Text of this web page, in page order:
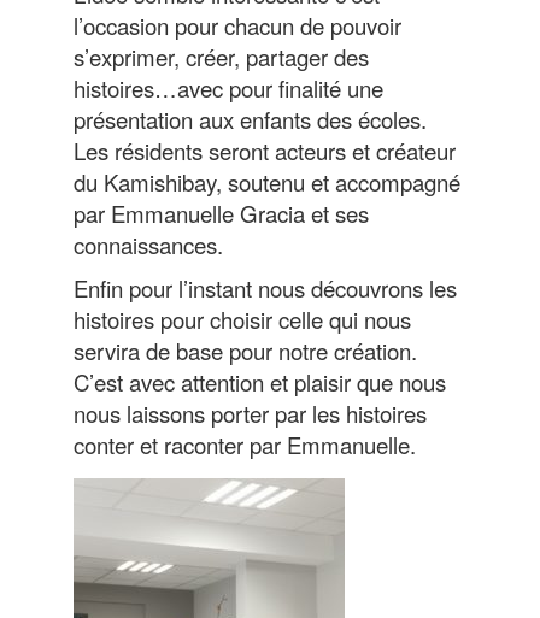
l’occasion pour chacun de pouvoir
s’exprimer, créer, partager des
histoires…avec pour finalité une
présentation aux enfants des écoles.
Les résidents seront acteurs et créateur
du Kamishibay, soutenu et accompagné
par Emmanuelle Gracia et ses
connaissances.
Enfin pour l’instant nous découvrons les
histoires pour choisir celle qui nous
servira de base pour notre création.
C’est avec attention et plaisir que nous
nous laissons porter par les histoires
conter et raconter par Emmanuelle.